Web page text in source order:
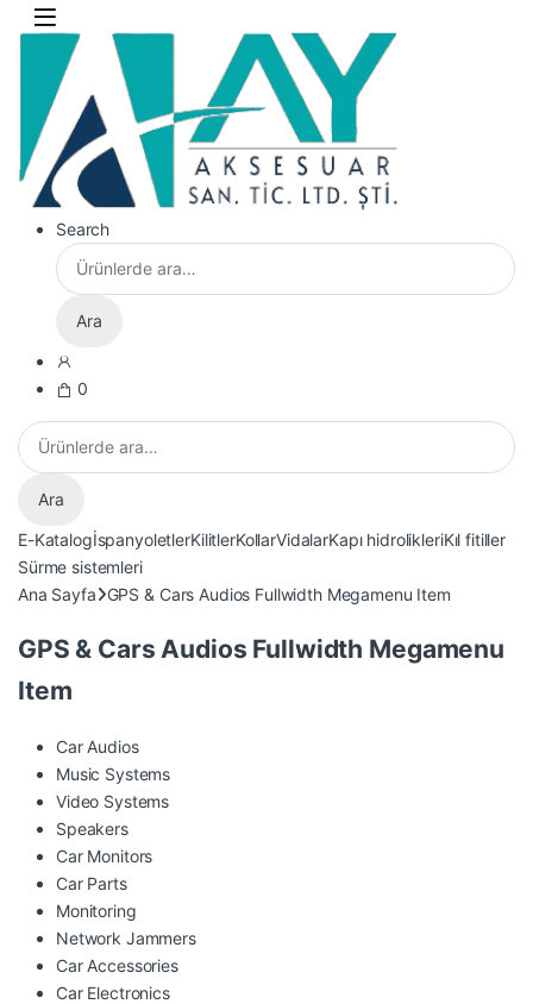
Skip to navigation
Skip to content
Search
Ara:
Ara
0
Ara:
Ara
E-KatalogİspanyoletlerKilitlerKollarVidalarKapı hidrolikleriKıl fitiller
Sürme sistemleri
Ana Sayfa
GPS & Cars Audios Fullwidth Megamenu Item
GPS & Cars Audios Fullwidth Megamenu
Item
Car Audios
Music Systems
Video Systems
Speakers
Car Monitors
Car Parts
Monitoring
Network Jammers
Car Accessories
Car Electronics